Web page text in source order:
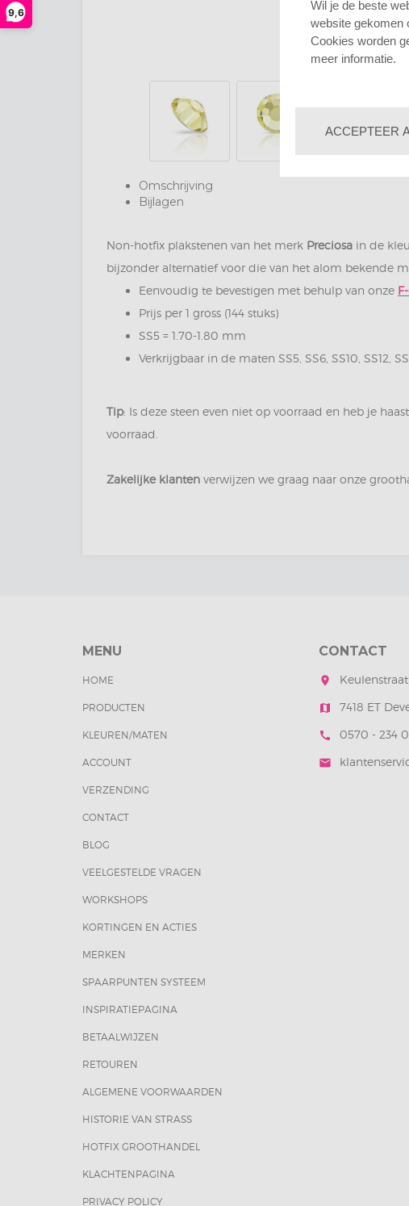
9,6
Omschrijving
Bijlagen
Non-hotfix plakstenen van het merk Preciosa in de
bijzonder alternatief voor die van het alom bekende
Eenvoudig te bevestigen met behulp van onze
Prijs per 1 gross (144 stuks)
SS5 = 1.70-1.80 mm
Verkrijgbaar in de maten SS5, SS6, SS10, SS12,
Tip: Is deze steen even niet op voorraad en heb je
voorraad.
Zakelijke klanten verwijzen we graag naar onze
MENU
HOME
PRODUCTEN
KLEUREN/MATEN
ACCOUNT
VERZENDING
CONTACT
BLOG
VEELGESTELDE VRAGEN
WORKSHOPS
KORTINGEN EN ACTIES
MERKEN
SPAARPUNTEN SYSTEEM
INSPIRATIEPAGINA
BETAALWIJZEN
RETOUREN
ALGEMENE VOORWAARDEN
HISTORIE VAN STRASS
HOTFIX GROOTHANDEL
KLACHTENPAGINA
PRIVACY POLICY
CONTACT
room
map 7418 ET
call 0570 - 234
mail
Wil je de beste
website gekomen
Cookies worden
meer informatie.
ACCEPTEER